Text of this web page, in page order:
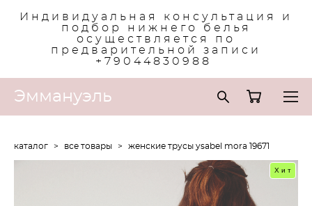
Индивидуальная консультация и
подбор нижнего белья
осуществляется по
предварительной записи
+79044830988
Эммануэль
каталог > все товары > женские трусы ysabel mora 19671
Хит